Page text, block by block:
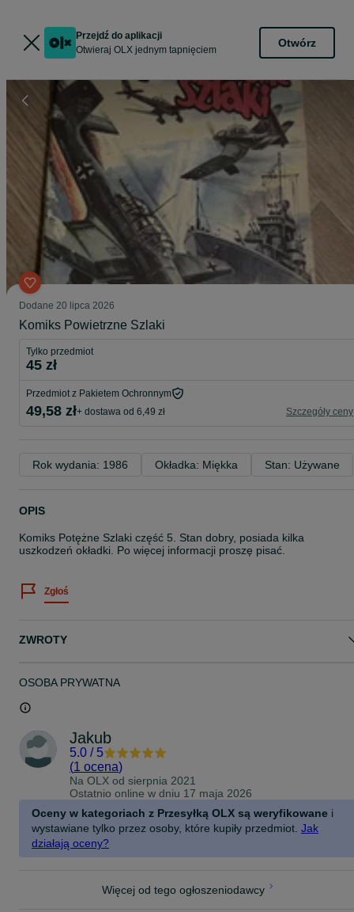
Przejdź do aplikacji
Otwieraj OLX jednym tapnięciem
Otwórz
Dodane 20 lipca 2026
Komiks Powietrzne Szlaki
Tylko przedmiot
45 zł
Przedmiot z Pakietem Ochronnym
49,58 zł+ dostawa od 6,49 zł Szczegóły ceny
Rok wydania: 1986 Okładka: Miękka Stan: Używane
OPIS
Komiks Potężne Szlaki część 5. Stan dobry, posiada kilka
uszkodzeń okładki. Po więcej informacji proszę pisać.
Zgłoś
ZWROTY
OSOBA PRYWATNA
Jakub
5.0 / 5
(1 ocena)
Na OLX od sierpnia 2021
Ostatnio online w dniu 17 maja 2026
Oceny w kategoriach z Przesyłką OLX są weryfikowane i
wystawiane tylko przez osoby, które kupiły przedmiot. Jak
działają oceny?
Więcej od tego ogłoszeniodawcy